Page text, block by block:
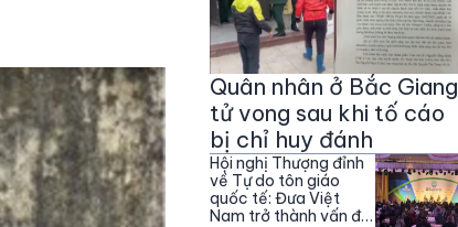
Quân nhân ở Bắc Giang
tử vong sau khi tố cáo
bị chỉ huy đánh
Hội nghị Thượng đỉnh
về Tự do tôn giáo
quốc tế: Đưa Việt
Nam trở thành vấn đề